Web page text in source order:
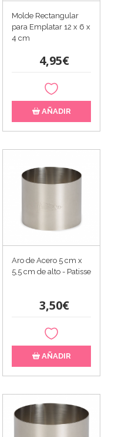
Molde Rectangular
para Emplatar 12 x 6 x
4 cm
4,95€
AÑADIR
Aro de Acero 5 cm x
5,5 cm de alto - Patisse
3,50€
AÑADIR